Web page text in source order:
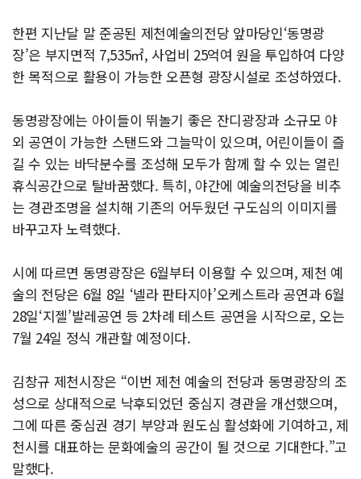
한편 지난달 말 준공된 제천예술의전당 앞마당인‘동명광
장’은 부지면적 7,535㎡, 사업비 25억여 원을 투입하여 다양
한 목적으로 활용이 가능한 오픈형 광장시설로 조성하였다.
동명광장에는 아이들이 뛰놀기 좋은 잔디광장과 소규모 야
외 공연이 가능한 스탠드와 그늘막이 있으며, 어린이들이 즐
길 수 있는 바닥분수를 조성해 모두가 함께 할 수 있는 열린
휴식공간으로 탈바꿈했다. 특히, 야간에 예술의전당을 비추
는 경관조명을 설치해 기존의 어두웠던 구도심의 이미지를
바꾸고자 노력했다.
시에 따르면 동명광장은 6월부터 이용할 수 있으며, 제천 예
술의 전당은 6월 8일 ‘넬라 판타지아’오케스트라 공연과 6월
28일‘지젤’발레공연 등 2차례 테스트 공연을 시작으로, 오는
7월 24일 정식 개관할 예정이다.
김창규 제천시장은 “이번 제천 예술의 전당과 동명광장의 조
성으로 상대적으로 낙후되었던 중심지 경관을 개선했으며,
그에 따른 중심권 경기 부양과 원도심 활성화에 기여하고, 제
천시를 대표하는 문화예술의 공간이 될 것으로 기대한다.”고
말했다.